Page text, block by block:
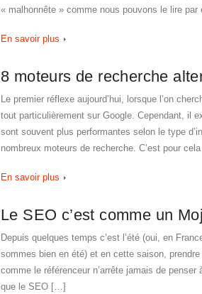
« malhonnête » comme nous pouvons le lire
En savoir plus
8 moteurs de recherche
Le premier réflexe aujourd’hui, lorsque l’on
tout particulièrement sur Google. Cependant, il
sont souvent plus performantes selon le type
nombreux moteurs de recherche. C’est pour
En savoir plus
Le SEO c’est comme un
Depuis quelques temps c’est l’été (oui, en
sommes bien en été) et en cette saison,
comme le référenceur n’arrête jamais de
que le SEO […]